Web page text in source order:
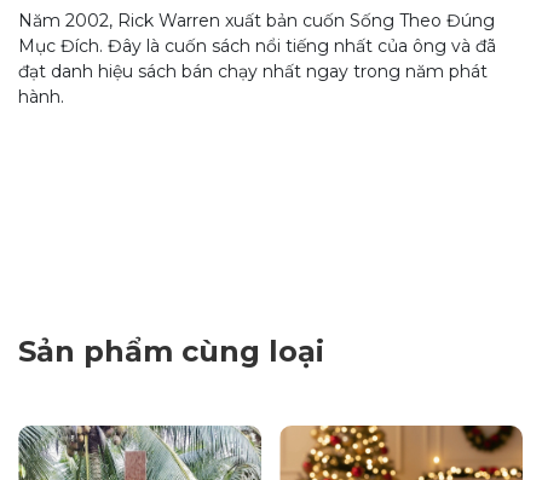
Năm 2002, Rick Warren xuất bản cuốn Sống Theo Đúng
Mục Đích. Đây là cuốn sách nổi tiếng nhất của ông và đã
đạt danh hiệu sách bán chạy nhất ngay trong năm phát
hành.
Sản phẩm cùng loại